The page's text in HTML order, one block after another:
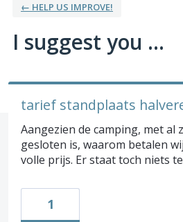
← HELP US IMPROVE!
I suggest you ...
tarief standplaats
Aangezien de camping, met al
gesloten is, waarom betalen
volle prijs. Er staat toch niets
1